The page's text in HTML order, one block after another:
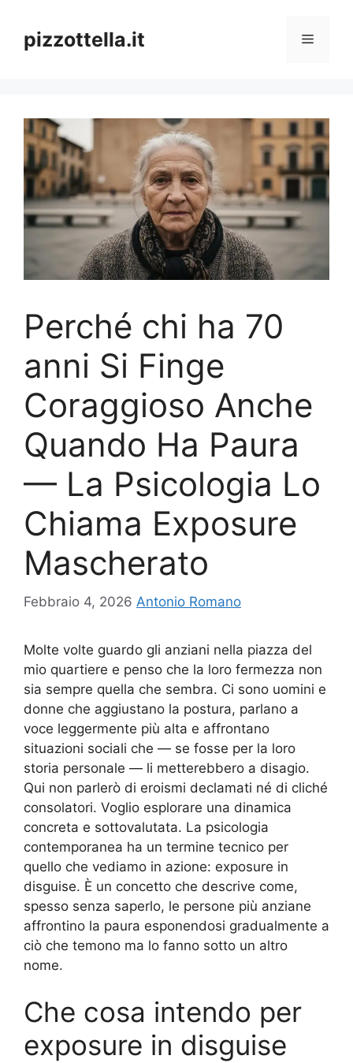
contenuto
pizzottella.it Menu
Perché chi ha 70
anni Si Finge
Coraggioso Anche
Quando Ha Paura
— La Psicologia Lo
Chiama Exposure
Mascherato
Febbraio 4, 2026 Antonio Romano
Molte volte guardo gli anziani nella piazza del
mio quartiere e penso che la loro fermezza non
sia sempre quella che sembra. Ci sono uomini e
donne che aggiustano la postura, parlano a
voce leggermente più alta e affrontano
situazioni sociali che — se fosse per la loro
storia personale — li metterebbero a disagio.
Qui non parlerò di eroismi declamati né di cliché
consolatori. Voglio esplorare una dinamica
concreta e sottovalutata. La psicologia
contemporanea ha un termine tecnico per
quello che vediamo in azione: exposure in
disguise. È un concetto che descrive come,
spesso senza saperlo, le persone più anziane
affrontino la paura esponendosi gradualmente a
ciò che temono ma lo fanno sotto un altro
nome.
Che cosa intendo per
exposure in disguise